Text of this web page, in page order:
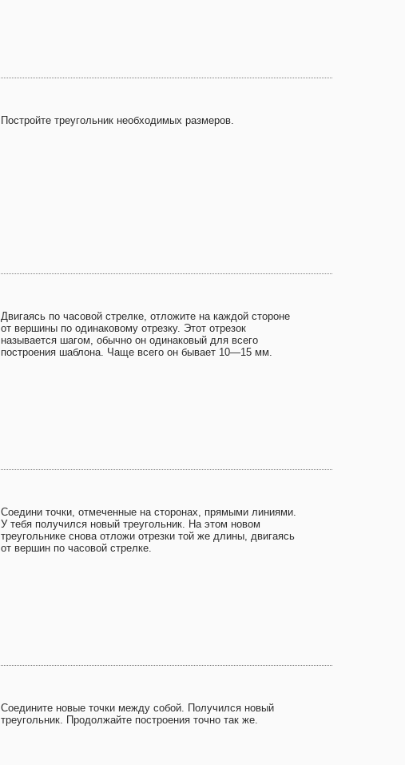
Постройте треугольник необходимых размеров.
Двигаясь по часовой стрелке, отложите на каждой стороне
от вершины по одинаковому отрезку. Этот отрезок
называется шагом, обычно он одинаковый для всего
построения шаблона. Чаще всего он бывает 10—15 мм.
Соедини точки, отмеченные на сторонах, прямыми линиями.
У тебя получился новый треугольник. На этом новом
треугольнике снова отложи отрезки той же длины, двигаясь
от вершин по часовой стрелке.
Соедините новые точки между собой. Получился новый
треугольник. Продолжайте построения точно так же.